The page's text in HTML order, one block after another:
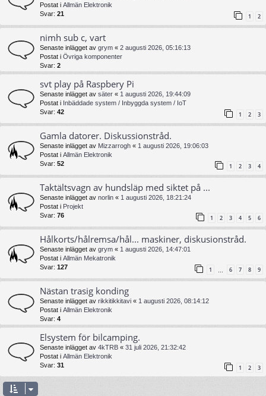
Postat i Allmän Elektronik
Svar: 21 1 2
nimh sub c, vart
Senaste inlägget av grym « 2 augusti 2026, 05:16:13
Postat i Övriga komponenter
Svar: 2
svt play på Raspbery Pi
Senaste inlägget av säter « 1 augusti 2026, 19:44:09
Postat i Inbäddade system / Inbyggda system / IoT
Svar: 42 1 2 3
Gamla datorer. Diskussionstråd.
Senaste inlägget av Mizzarrogh « 1 augusti 2026, 19:06:03
Postat i Allmän Elektronik
Svar: 52 1 2 3 4
Taktältsvagn av hundsläp med siktet på ...
Senaste inlägget av norlin « 1 augusti 2026, 18:21:24
Postat i Projekt
Svar: 76 1 2 3 4 5 6
Hålkorts/hålremsa/hål... maskiner, diskusionstråd.
Senaste inlägget av grym « 1 augusti 2026, 14:47:01
Postat i Allmän Mekatronik
Svar: 127 1 … 6 7 8 9
Nästan trasig konding
Senaste inlägget av rikkitikkitavi « 1 augusti 2026, 08:14:12
Postat i Allmän Elektronik
Svar: 4
Elsystem för bilcamping.
Senaste inlägget av 4kTRB « 31 juli 2026, 21:32:42
Postat i Allmän Elektronik
Svar: 31 1 2 3